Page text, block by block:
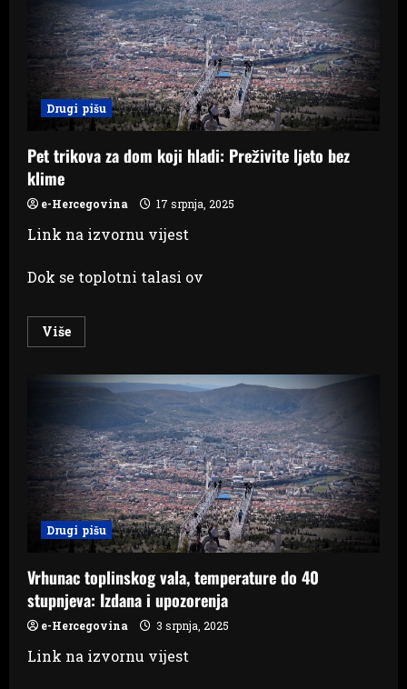
za
jedan
odsto
Drugi pišu
Pet trikova za dom koji hladi: Preživite ljeto bez
klime
e-Hercegovina 17 srpnja, 2025
Link na izvornu vijest
Dok se toplotni talasi ov
VišeRead
more
trikova
hladi:
Preživite
ljeto
bez
klime
Drugi pišu
Vrhunac toplinskog vala, temperature do 40
stupnjeva: Izdana i upozorenja
e-Hercegovina 3 srpnja, 2025
Link na izvornu vijest